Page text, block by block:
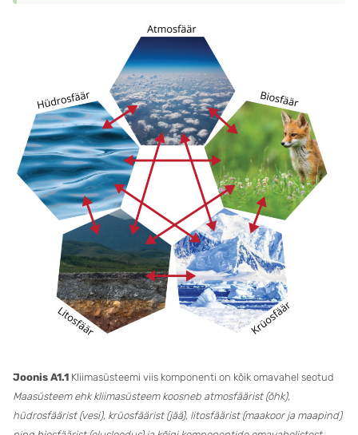
Joonis A1.1 Kliimasüsteemi viis komponenti on kõik omavahel seotud
Maasüsteem ehk kliimasüsteem koosneb atmosfäärist (õhk),
hüdrosfäärist (vesi), krüosfäärist (jää), litosfäärist (maakoor ja maapind)